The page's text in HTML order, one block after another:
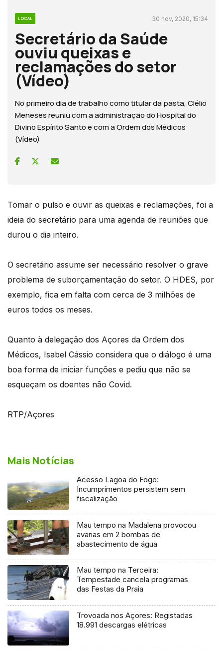
LOCAL 30 nov, 2020, 15:34
Secretário da Saúde
ouviu queixas e
reclamações do setor
(Vídeo)
No primeiro dia de trabalho como titular da pasta, Clélio
Meneses reuniu com a administração do Hospital do
Divino Espírito Santo e com a Ordem dos Médicos
(Vídeo)
Tomar o pulso e ouvir as queixas e reclamações, foi a
ideia do secretário para uma agenda de reuniões que
durou o dia inteiro.
O secretário assume ser necessário resolver o grave
problema de suborçamentação do setor. O HDES, por
exemplo, fica em falta com cerca de 3 milhões de
euros todos os meses.
Quanto à delegação dos Açores da Ordem dos
Médicos, Isabel Cássio considera que o diálogo é uma
boa forma de iniciar funções e pediu que não se
esqueçam os doentes não Covid.
RTP/Açores
Mais Notícias
Acesso Lagoa do Fogo:
Incumprimentos persistem sem
fiscalização
Mau tempo na Madalena provocou
avarias em 2 bombas de
abastecimento de água
Mau tempo na Terceira:
Tempestade cancela programas
das Festas da Praia
Trovoada nos Açores: Registadas
18.991 descargas elétricas